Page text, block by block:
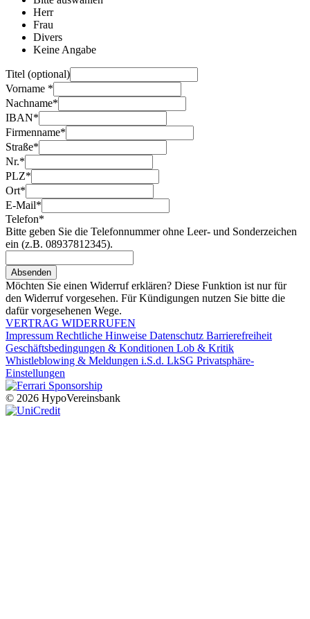
Herr
Frau
Divers
Keine Angabe
Titel (optional)
Vorname *
Nachname*
IBAN*
Firmenname*
Straße*
Nr.*
PLZ*
Ort*
E-Mail*
Telefon*
Bitte geben Sie die Telefonnummer ohne Leer- und Sonderzeichen
ein (z.B. 08937812345).
Absenden
Möchten Sie einen Widerruf erklären? Diese Funktion ist nur für
den Widerruf vorgesehen. Für Kündigungen nutzen Sie bitte die
dafür vorgesehenen Wege.
VERTRAG WIDERRUFEN
Impressum Rechtliche Hinweise Datenschutz Barrierefreiheit
Geschäftsbedingungen & Konditionen Lob & Kritik
Whistleblowing & Meldungen i.S.d. LkSG Privatsphäre-
Einstellungen
© 2026 HypoVereinsbank